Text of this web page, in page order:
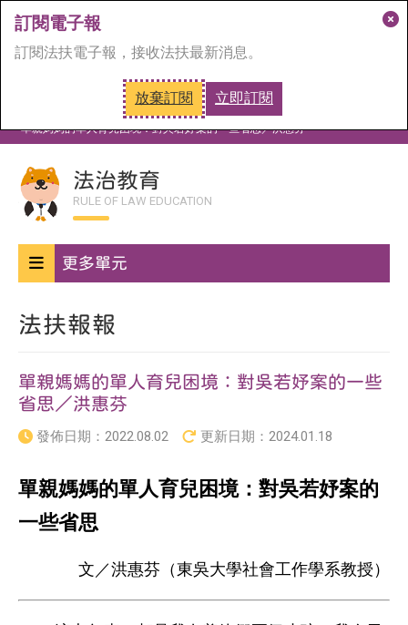
訂閱電子報
訂閱法扶電子報，接收法扶最新消息。
放棄訂閱 立即訂閱
視
窗
法扶報報
單親媽媽的單人育兒困境：對吳若妤案的一些省思／洪惠芬
法治教育
RULE OF LAW EDUCATION
更多單元
法扶報報
單親媽媽的單人育兒困境：對吳若妤案的一些
省思／洪惠芬
發佈日期： 2022.08.02 更新日期： 2024.01.18
單親媽媽的單人育兒困境：對吳若妤案的
一些省思
文／洪惠芬（東吳大學社會工作學系教授）